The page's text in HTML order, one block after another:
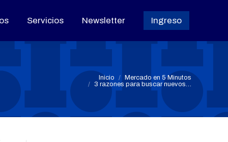
Servicios Newsletter Ingreso
Inicio
Mercado en 5 Minutos
3 razones para buscar nuevos…
Servicios Newsletter Ingreso